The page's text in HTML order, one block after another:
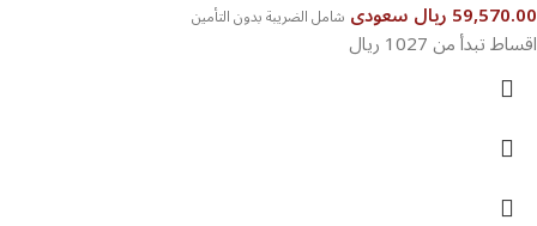
59,570.00 ريال سعودى شامل الضريبة بدون التأمين
اقساط تبدأ من 1027 ريال